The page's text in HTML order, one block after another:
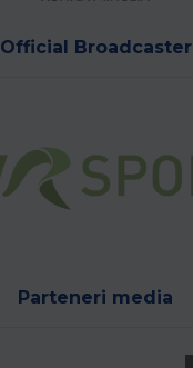
Official Broadcaster
Parteneri media